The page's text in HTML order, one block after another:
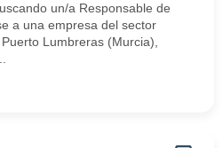
un/a Responsable de
a una empresa del sector
Lumbreras (Murcia),